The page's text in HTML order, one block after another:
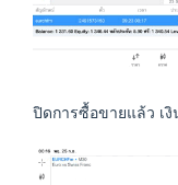
ปิดการซื้อขายแล้ว เ